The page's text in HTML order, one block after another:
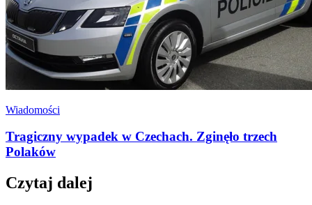
Wiadomości
Tragiczny wypadek w Czechach. Zginęło trzech
Polaków
Czytaj dalej